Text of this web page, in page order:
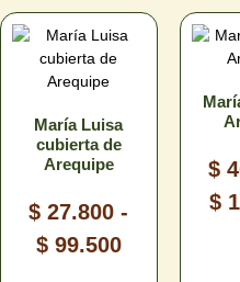
María Luisa
cubierta de
Arequipe
$ 27.800 -
$99.500
$
$